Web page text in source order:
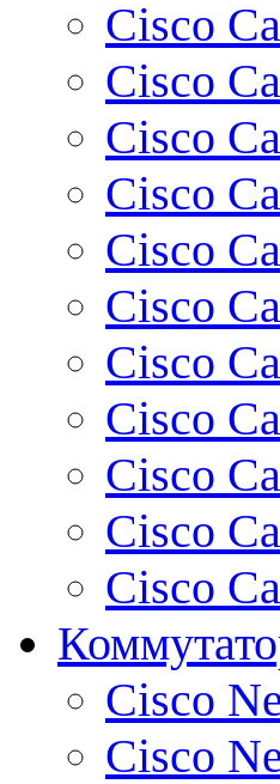
Cisco
Cisco
Cisco
Cisco
Cisco
Cisco
Cisco
Cisco
Cisco
Cisco
Cisco
Cisco
Cisco